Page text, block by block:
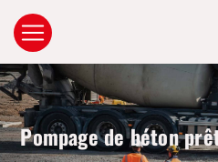
Pompage de béton
Panneau de gestion des cookies